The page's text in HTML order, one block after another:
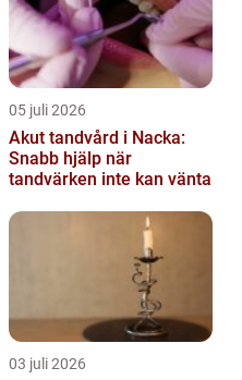
05 juli 2026
Akut tandvård i Nacka:
Snabb hjälp när
tandvärken inte kan vänta
03 juli 2026